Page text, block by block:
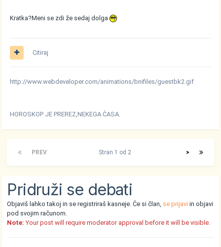
Kratka?Meni se zdi že sedaj dolga
Citiraj
http://www.webdeveloper.com/animations/bnifiles/guestbk2.gif
HOROSKOP JE PREREZ,NEKEGA ČASA.
PREV >
Stran 1 od 2
Pridruži se debati
Objaviš lahko takoj in se registriraš kasneje. Če si član, se prijavi in objavi
pod svojim računom.
Note: Your post will require moderator approval before it will be visible.